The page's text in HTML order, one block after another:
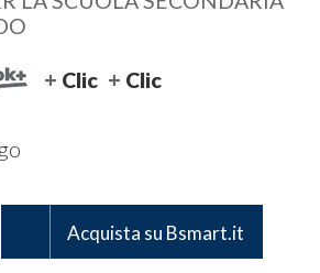
Clic Clic
Acquista su Bsmart.it